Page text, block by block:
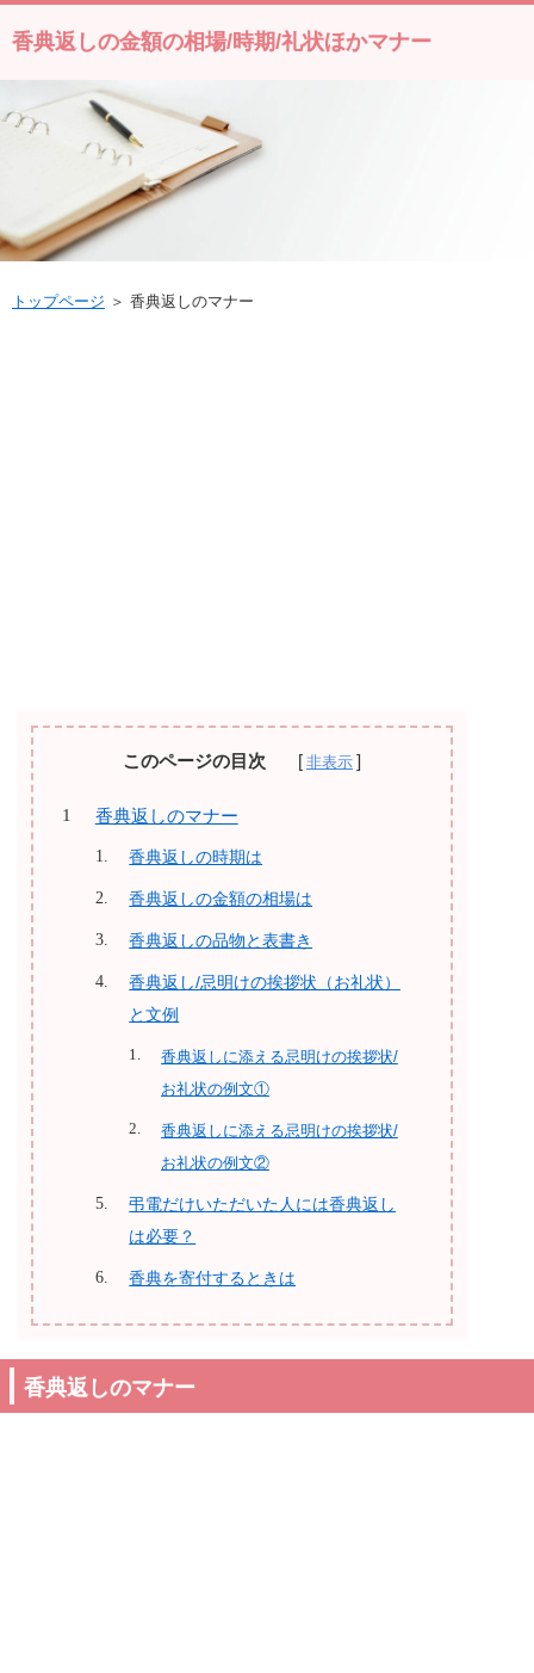
香典返しの金額の相場/時期/礼状ほかマナー
トップページ ＞ 香典返しのマナー
このページの目次
香典返しのマナー
香典返しの時期は
香典返しの金額の相場は
香典返しの品物と表書き
香典返し/忌明けの挨拶状（お礼状）
と文例
香典返しに添える忌明けの挨拶状/
お礼状の例文①
香典返しに添える忌明けの挨拶状/
お礼状の例文②
弔電だけいただいた人には香典返し
は必要？
香典を寄付するときは
香典返しのマナー